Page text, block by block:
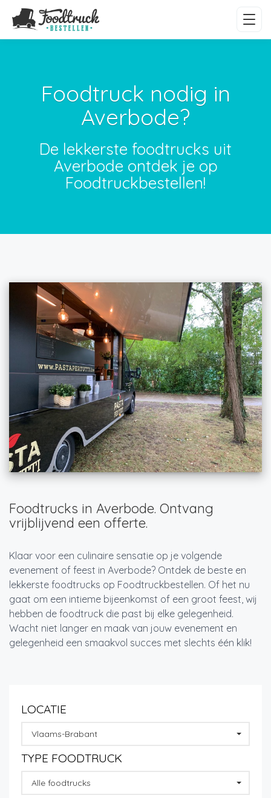
Foodtruck nodig in
Averbode?
De lekkerste foodtrucks uit
Averbode ontdek je op
Foodtruckbestellen!
Foodtrucks in Averbode. Ontvang
vrijblijvend een offerte.
Klaar voor een culinaire sensatie op je volgende
evenement of feest in Averbode? Ontdek de beste en
lekkerste foodtrucks op Foodtruckbestellen. Of het nu
gaat om een intieme bijeenkomst of een groot feest, wij
hebben de foodtruck die past bij elke gelegenheid.
Wacht niet langer en maak van jouw evenement en
gelegenheid een smaakvol succes met slechts één klik!
LOCATIE
Vlaams-Brabant
TYPE FOODTRUCK
Alle foodtrucks